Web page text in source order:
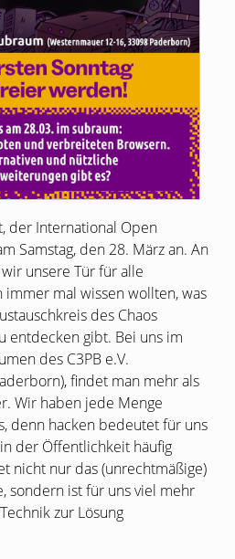
der International Open
Samstag, den 28. März an. An
unsere Tür für alle
mal wissen wollten, was
des Chaos
entdecken gibt. Bei uns im
des C3PB e.V.
findet man mehr als
Wir haben jede Menge
denn hacken bedeutet für uns
der Öffentlichkeit häufig
nicht nur das (unrechtmäßige)
sondern ist für uns viel mehr
zur Lösung